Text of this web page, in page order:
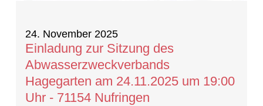
24. November 2025
Einladung zur Sitzung des
Abwasserzweckverbands
Hagegarten am 24.11.2025 um 19:00
Uhr - 71154 Nufringen